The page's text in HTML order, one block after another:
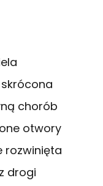
chorób
otwory
rozwinięta
drogi